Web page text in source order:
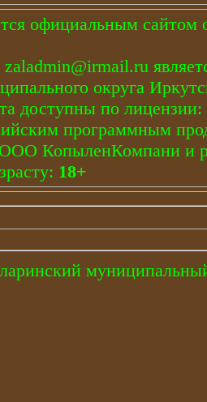
официальным сайтом
zaladmin@irmail.ru
округа
доступны по лицензии:
программным
КопыленКомпани и
18+